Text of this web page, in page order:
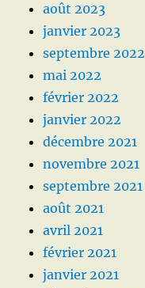
août 2023
janvier 2023
septembre 2022
mai 2022
février 2022
janvier 2022
décembre 2021
novembre 2021
septembre 2021
août 2021
avril 2021
février 2021
janvier 2021